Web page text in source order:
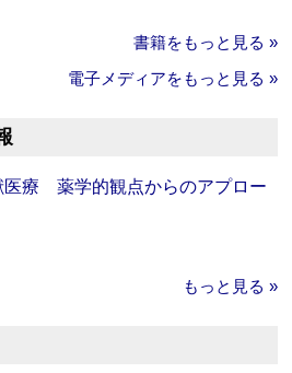
書籍をもっと見る »
電子メディアをもっと見る »
医療 薬学的観点からのアプロー
もっと見る »